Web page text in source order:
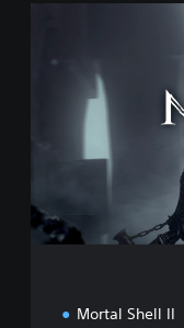
t
Mortal Shell II